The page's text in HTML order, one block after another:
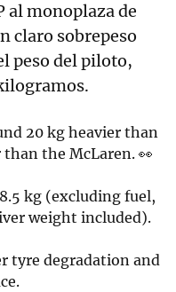
al monoplaza de
claro sobrepeso
peso del piloto,
20 kg heavier than
the McLaren. 👀
kg (excluding fuel,
weight included).
tyre degradation and